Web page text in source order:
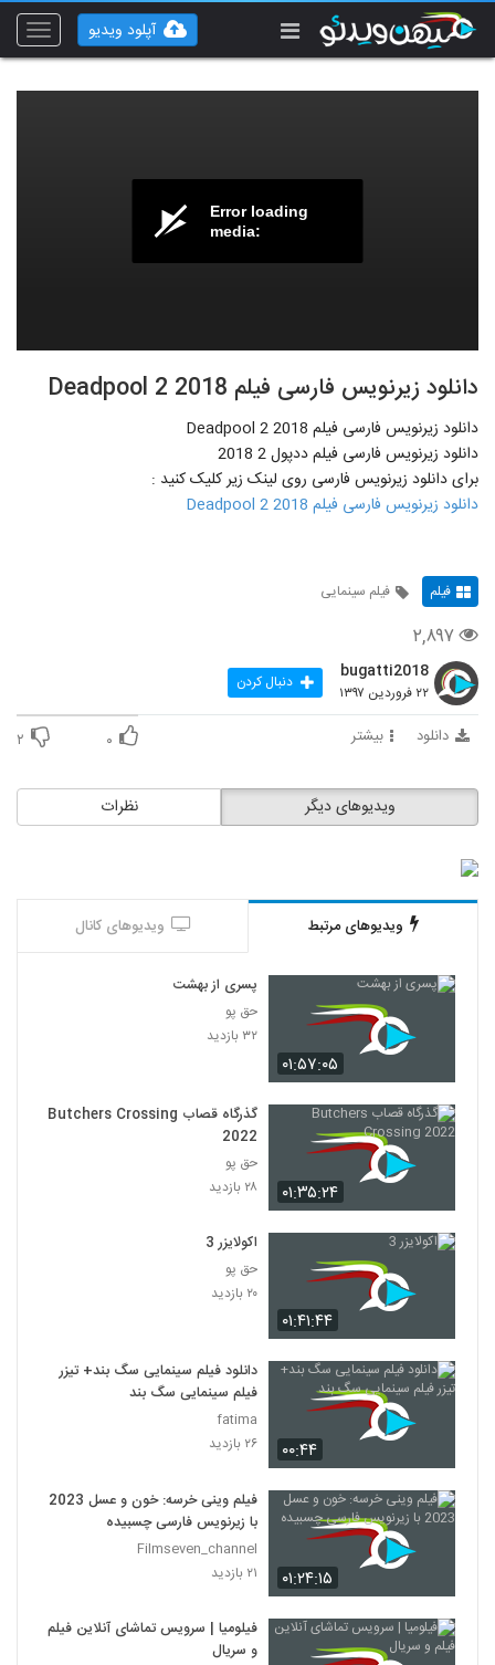
Toggle
آپلود ویدیو
Error loading
media:
دانلود زیرنویس فارسی فیلم Deadpool 2 2018
دانلود زیرنویس فارسی فیلم Deadpool 2 2018
دانلود زیرنویس فارسی فیلم ددپول 2 2018
برای دانلود زیرنویس فارسی روی لینک زیر کلیک کنید :
دانلود زیرنویس فارسی فیلم Deadpool 2 2018
فیلم فیلم سینمایی
۲,۸۹۷
bugatti2018
۲۲ فروردین ۱۳۹۷ دنبال کردن
دانلود بیشتر ۰ ۲
نظرات ویدیوهای دیگر
ویدیوهای مرتبط ویدیوهای کانال
۰۱:۵۷:۰۵
پسری از بهشت
حق پو
۳۲ بازدید
۰۱:۳۵:۲۴
گذرگاه قصاب Butchers Crossing
2022
حق پو
۲۸ بازدید
۰۱:۴۱:۴۴
اکولایزر 3
حق پو
۲۰ بازدید
۰۰:۴۴
دانلود فیلم سینمایی سگ بند+ تیزر
فیلم سینمایی سگ بند
fatima
۲۶ بازدید
۰۱:۲۴:۱۵
فیلم وینی خرسه: خون و عسل 2023
با زیرنویس فارسی چسبیده
Filmseven_channel
۲۱ بازدید
فیلومیا | سرویس تماشای آنلاین فیلم
و سریال